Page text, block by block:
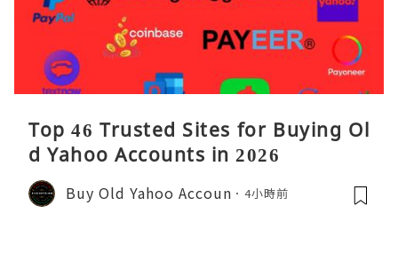
Top 46 Trusted Sites for Buying Ol
d Yahoo Accounts in 2026
Buy Old Yahoo Accoun 4小時前